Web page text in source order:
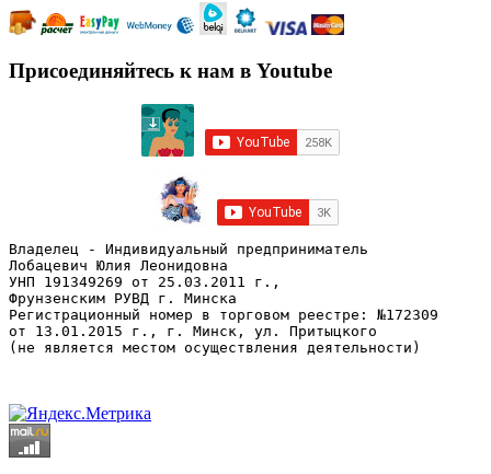
Присоединяйтесь к нам в Youtube
Владелец - Индивидуальный предприниматель
Лобацевич Юлия Леонидовна
УНП 191349269 от 25.03.2011 г.,
Фрунзенским РУВД г. Минска
Регистрационный номер в торговом реестре: №172309
от 13.01.2015 г., г. Минск, ул. Притыцкого
(не является местом осуществления деятельности)